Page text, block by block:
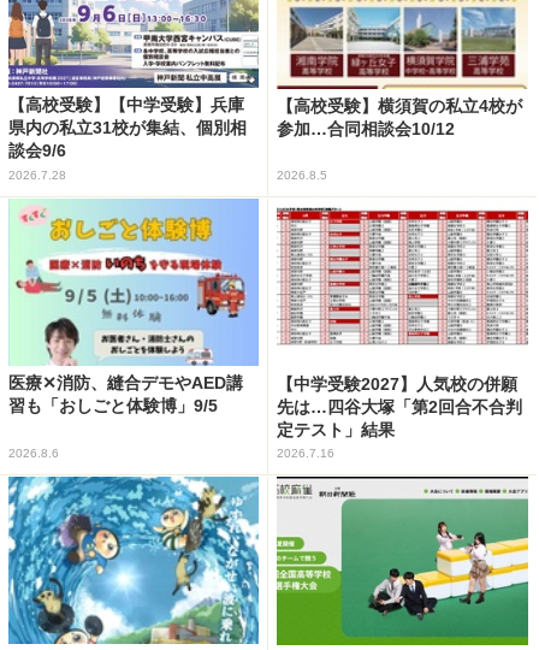
【高校受験】【中学受験】兵庫
県内の私立31校が集結、個別相
談会9/6
2026.7.28
【高校受験】横須賀の私立4校が
参加…合同相談会10/12
2026.8.5
医療✕消防、縫合デモやAED講
習も「おしごと体験博」9/5
2026.8.6
【中学受験2027】人気校の併願
先は…四谷大塚「第2回合不合判
定テスト」結果
2026.7.16